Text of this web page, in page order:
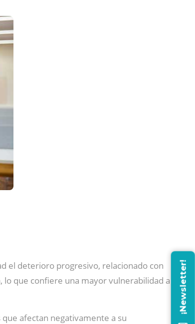
el deterioro progresivo, relacionado con
lo que confiere una mayor vulnerabilidad a
afectan negativamente a su
¡Newsletter!